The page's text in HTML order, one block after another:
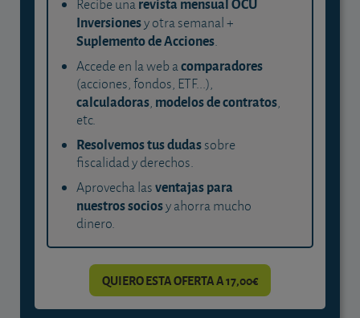
Recibe una
Inversionesy otra semanal +
Suplemento de Acciones.
Accede en la web acomparadores
(acciones, fondos, ETF...),
calculadoras, modelos de contratos,
etc.
Resolvemos tus dudassobre
fiscalidad y derechos.
Aprovecha lasventajas para
nuestros sociosy ahorra mucho
dinero.
QUIERO ESTA OFERTA A 17,00€